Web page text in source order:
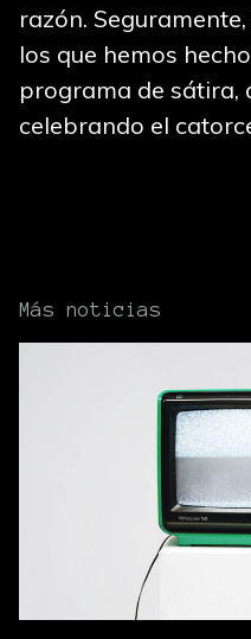
razón.
los que hemos
programa de sátira,
celebrando el
Más noticias